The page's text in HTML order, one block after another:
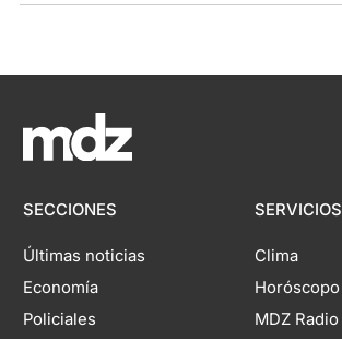
SECCIONES
Últimas noticias
Economía
Policiales
SERVICIOS
Clima
Horóscopo
MDZ Radio